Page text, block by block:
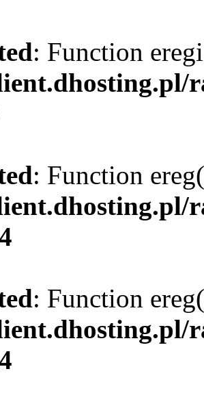
: Function
: Function
: Function